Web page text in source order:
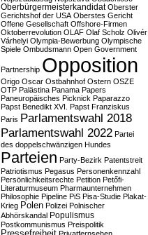
Oberbürgermeisterkandidat Oberster
Gerichtshof der USA Oberstes Gericht
Offene Gesellschaft Offshore-Firmen
Oktoberrevolution OLAF Olaf Scholz Olivér
Várhelyi Olympia-Bewerbung Olympische
Spiele Ombudsmann Open Government
Partnership Opposition
Origo Oscar Ostbahnhof Ostern OSZE
OTP Palästina Panama Papers
Paneuropäisches Picknick Paparazzo
Papst Benedikt XVI. Papst Franziskus
Paris Parlamentswahl 2018
Parlamentswahl 2022 Partei
des doppelschwänzigen Hundes
Parteien Party-Bezirk Patentstreit
Patriotismus Pegasus Personenkennzahl
Persönlichkeitsrechte Petition Petőfi-
Literaturmuseum Pharmaunternehmen
Philosophie Pipeline PiS Pisa-Studie Plakat-
Krieg Polen Polizei Polnischer
Abhörskandal Populismus
Postkommunismus Preispolitik